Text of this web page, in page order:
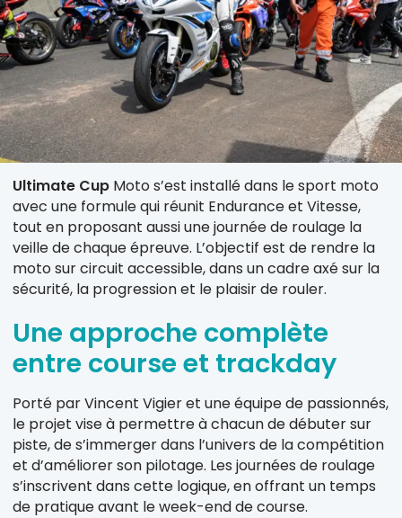
Ultimate Cup Moto s’est installé dans le sport moto
avec une formule qui réunit Endurance et Vitesse,
tout en proposant aussi une journée de roulage la
veille de chaque épreuve. L’objectif est de rendre la
moto sur circuit accessible, dans un cadre axé sur la
sécurité, la progression et le plaisir de rouler.
Une approche complète
entre course et trackday
Porté par Vincent Vigier et une équipe de passionnés,
le projet vise à permettre à chacun de débuter sur
piste, de s’immerger dans l’univers de la compétition
et d’améliorer son pilotage. Les journées de roulage
s’inscrivent dans cette logique, en offrant un temps
de pratique avant le week-end de course.